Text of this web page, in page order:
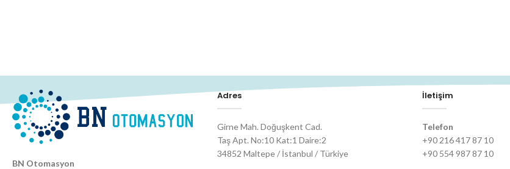
BN Otomasyon
Adres
Girne Mah. Doğuşkent Cad.
Taş Apt. No:10 Kat:1 Daire:2
34852 Maltepe / İstanbul / Türkiye
İletişim
Telefon
+90 216 417 87 10
+90 554 987 87 10